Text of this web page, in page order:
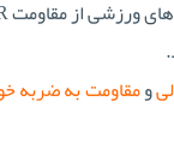
ومقاومت به ضربه